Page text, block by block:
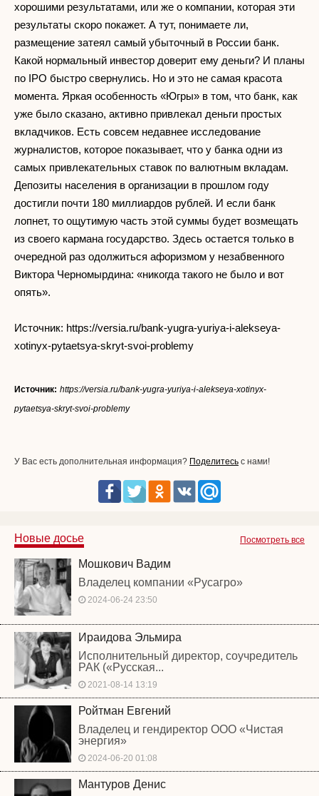
хорошими результатами, или же о компании, которая эти
результаты скоро покажет. А тут, понимаете ли,
размещение затеял самый убыточный в России банк.
Какой нормальный инвестор доверит ему деньги? И планы
по IPO быстро свернулись. Но и это не самая красота
момента. Яркая особенность «Югры» в том, что банк, как
уже было сказано, активно привлекал деньги простых
вкладчиков. Есть совсем недавнее исследование
журналистов, которое показывает, что у банка одни из
самых привлекательных ставок по валютным вкладам.
Депозиты населения в организации в прошлом году
достигли почти 180 миллиардов рублей. И если банк
лопнет, то ощутимую часть этой суммы будет возмещать
из своего кармана государство. Здесь остается только в
очередной раз одолжиться афоризмом у незабвенного
Виктора Черномырдина: «никогда такого не было и вот
опять».
Источник: https://versia.ru/bank-yugra-yuriya-i-alekseya-
xotinyx-pytaetsya-skryt-svoi-problemy
Источник: https://versia.ru/bank-yugra-yuriya-i-alekseya-xotinyx-
pytaetsya-skryt-svoi-problemy
У Вас есть дополнительная информация? Поделитесь с нами!
Посмотреть все
Новые досье
Мошкович Вадим
Владелец компании «Русагро»
2024-06-24 23:50
Ираидова Эльмира
Исполнительный директор, соучредитель
РАК («Русская...
2021-08-14 13:19
Ройтман Евгений
Владелец и гендиректор ООО «Чистая
энергия»
2024-06-20 01:08
Мантуров Денис